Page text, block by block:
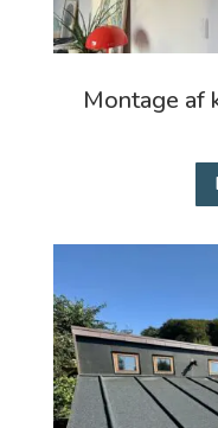
Montage af